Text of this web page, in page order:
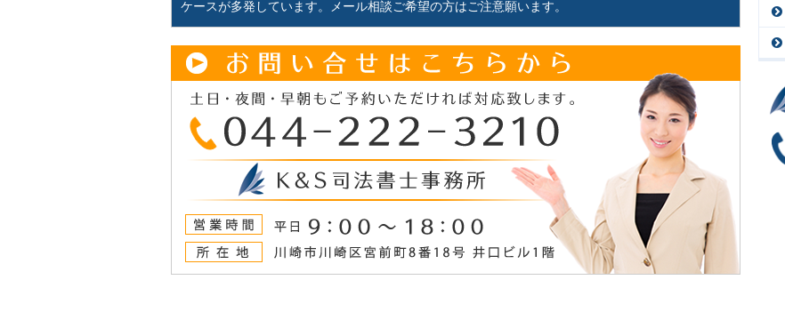
ケースが多発しています。メール相談ご希望の方はご注意願います。